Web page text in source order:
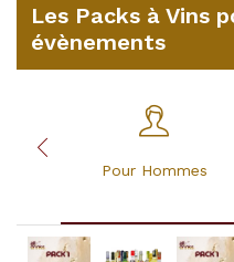
Les Packs à Vins
évènements
Pour Hommes